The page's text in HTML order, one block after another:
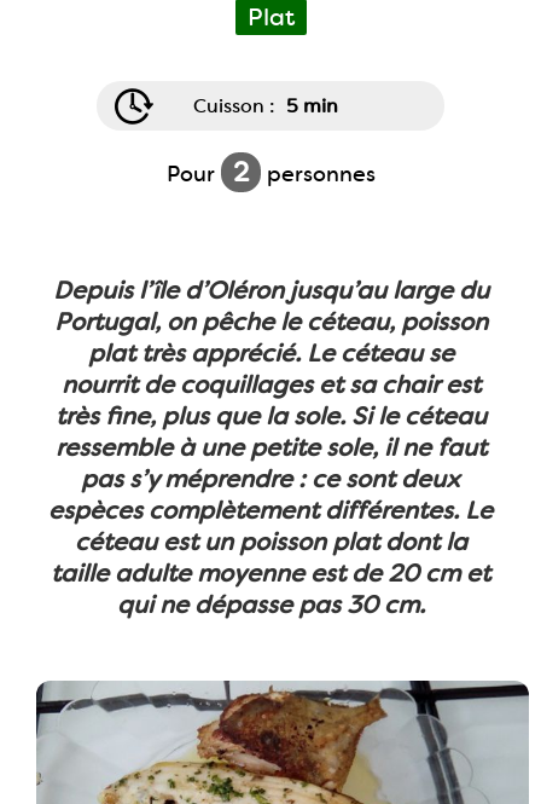
Plat
Cuisson : 5 min
Pour 2 personnes
Depuis l’île d’Oléron jusqu’au large du
Portugal, on pêche le céteau, poisson
plat très apprécié. Le céteau se
nourrit de coquillages et sa chair est
très fine, plus que la sole. Si le céteau
ressemble à une petite sole, il ne faut
pas s’y méprendre : ce sont deux
espèces complètement différentes. Le
céteau est un poisson plat dont la
taille adulte moyenne est de 20 cm et
qui ne dépasse pas 30 cm.